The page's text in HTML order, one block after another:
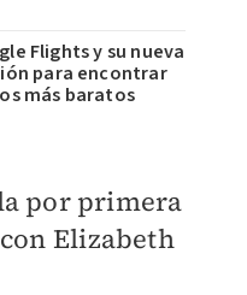
Flights y su nueva
para encontrar
más baratos
por primera
Elizabeth